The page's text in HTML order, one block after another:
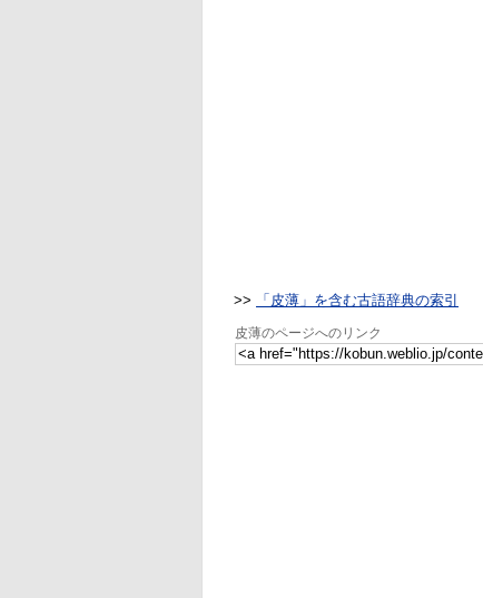
>> 「皮薄」を含む古語辞典の索引
皮薄のページへのリンク